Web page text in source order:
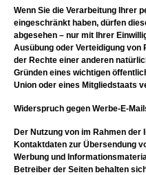
Wenn Sie die Verarbeitung Ihrer
eingeschränkt haben, dürfen
abgesehen – nur mit Ihrer
Ausübung oder Verteidigung
der Rechte einer anderen
Gründen eines wichtigen
Union oder eines Mitgliedstaats
Widerspruch gegen Werbe-E-
Der Nutzung von im Rahmen
Kontaktdaten zur Übersendung
Werbung und
Betreiber der Seiten behalten